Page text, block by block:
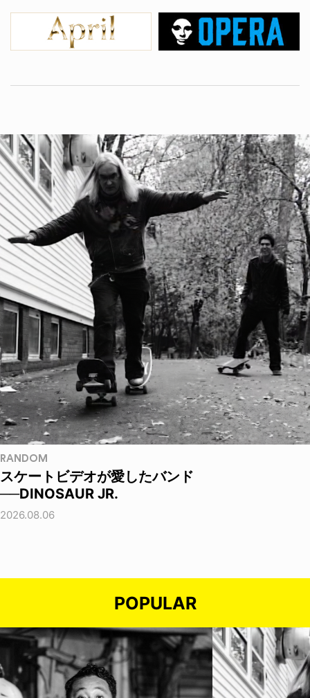
RANDOM
スケートビデオが愛したバンド
──DINOSAUR JR.
2026.08.06
POPULAR